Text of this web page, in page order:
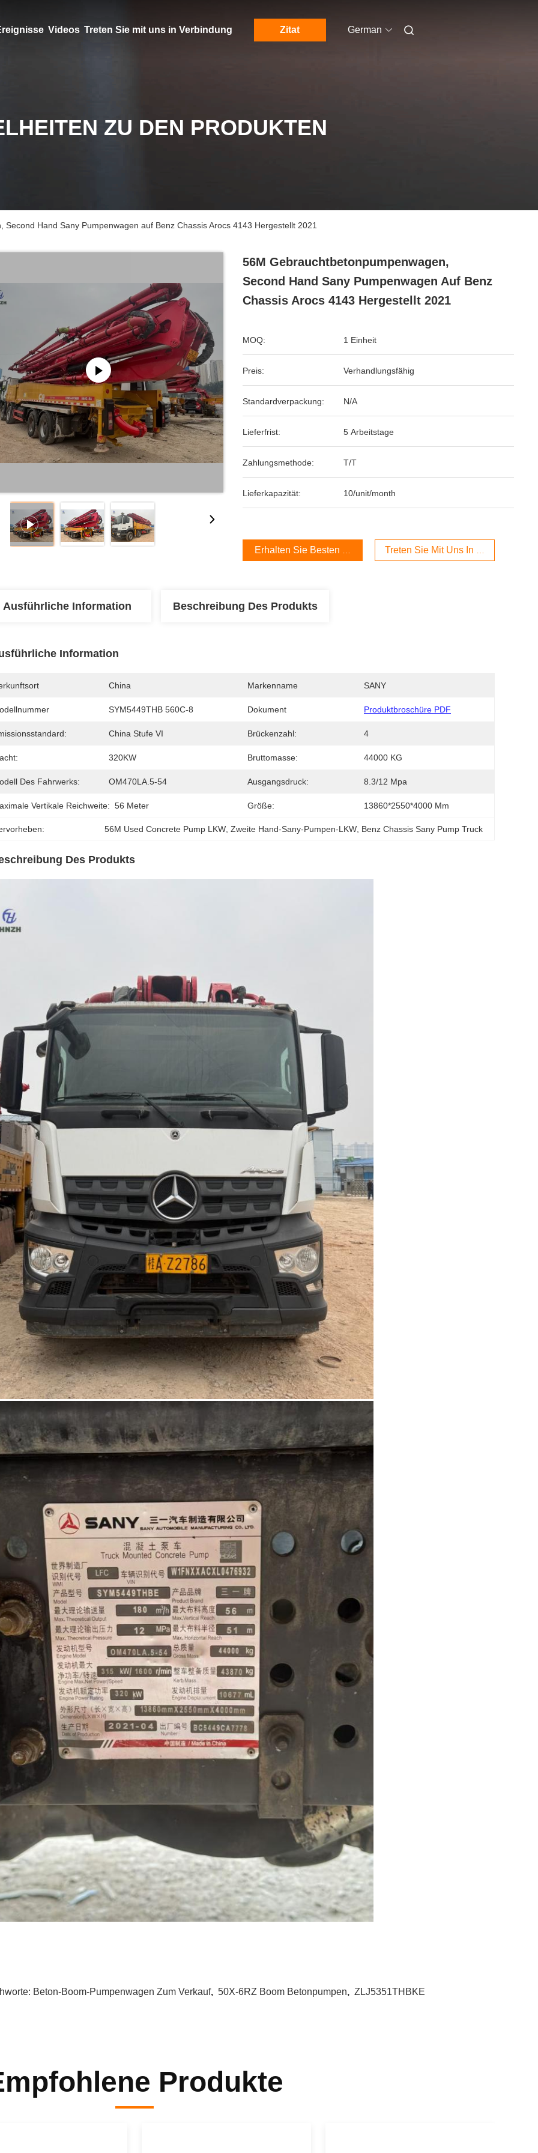
Videos Treten Sie mit uns in Verbindung Zitat German
ZU DEN PRODUKTEN
Hand Sany Pumpenwagen auf Benz Chassis Arocs 4143 Hergestellt 2021
56M Gebrauchtbetonpumpenwagen,
Second Hand Sany Pumpenwagen Auf Benz
Chassis Arocs 4143 Hergestellt 2021
MOQ: 1 Einheit
Preis: Verhandlungsfähig
Standardverpackung: N/A
Lieferfrist: 5 Arbeitstage
Zahlungsmethode: T/T
Lieferkapazität: 10/unit/month
Erhalten Sie Besten Preis Treten Sie Mit Uns In Verbindung
Ausführliche Information Beschreibung Des Produkts
Information
China Markenname SANY
SYM5449THB 560C-8 Dokument Produktbroschüre PDF
China Stufe VI Brückenzahl: 4
320KW Bruttomasse: 44000 KG
Des Fahrwerks: OM470LA.5-54 Ausgangsdruck: 8.3/12 Mpa
Vertikale Reichweite: 56 Meter Größe: 13860*2550*4000 Mm
56M Used Concrete Pump LKW , Zweite Hand-Sany-Pumpen-LKW Benz Chassis Sany Pump Truck
Des Produkts
Beton-Boom-Pumpenwagen Zum Verkauf, 50X-6RZ Boom Betonpumpen, ZLJ5351THBKE
Produkte